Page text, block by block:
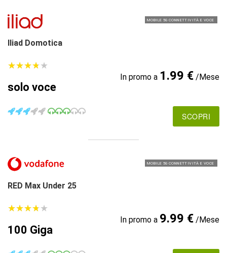
MOBILE 5G CONNETTIVITÀ E VOCE
Iliad Domotica
★★★★★
★★★★★
solo voce
In promo a 1.99 €/Mese
SCOPRI
MOBILE 5G CONNETTIVITÀ E VOCE
RED Max Under 25
★★★★★
★★★★★
100 Giga
In promo a 9.99 €/Mese